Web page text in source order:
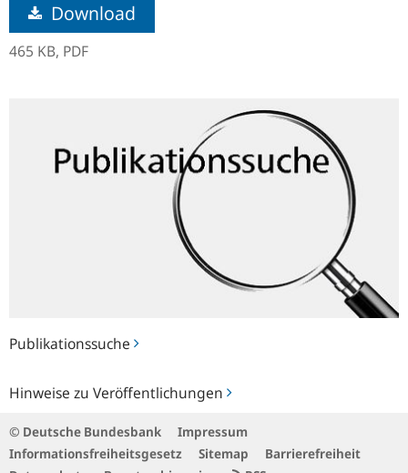
Publikationssuche
Hinweise zu Veröffentlichungen
zu
Download
465 KB, PDF
© Deutsche Bundesbank
Impressum
Informationsfreiheitsgesetz
Sitemap
Barrierefreiheit